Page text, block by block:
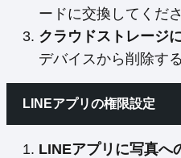
ードに交換してくださ
クラウドストレージ
デバイスから削除す
LINEアプリの権限設定
LINEアプリに写真へ